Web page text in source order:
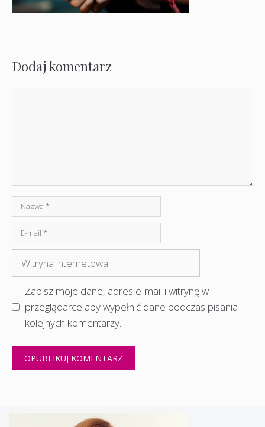
Dodaj komentarz
Nazwa
mail
internetowa
Zapisz moje dane, adres e-mail i witrynę w
przeglądarce aby wypełnić dane podczas pisania
kolejnych komentarzy.